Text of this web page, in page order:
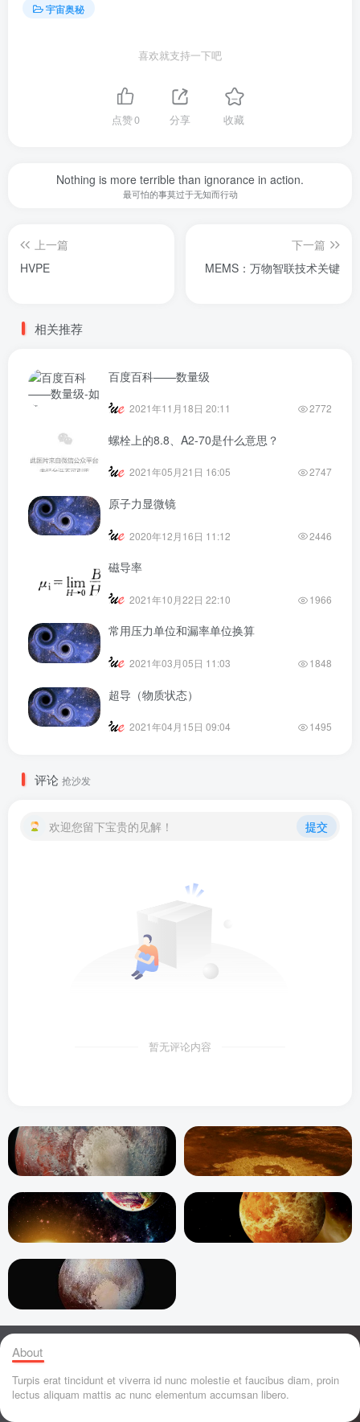
宇宙奥秘
喜欢就支持一下吧
点赞0 分享 收藏
Nothing is more terrible than ignorance in action.
最可怕的事莫过于无知而行动
上一篇
HVPE
下一篇
MEMS：万物智联技术关键
相关推荐
百度百科——数量级
2021年11月18日 20:11 2772
螺栓上的8.8、A2-70是什么意思？
2021年05月21日 16:05 2747
原子力显微镜
2020年12月16日 11:12 2446
磁导率
2021年10月22日 22:10 1966
常用压力单位和漏率单位换算
2021年03月05日 11:03 1848
超导（物质状态）
2021年04月15日 09:04 1495
评论 抢沙发
欢迎您留下宝贵的见解！ 提交
暂无评论内容
About
Turpis erat tincidunt et viverra id nunc molestie et faucibus diam, proin
lectus aliquam mattis ac nunc elementum accumsan libero.